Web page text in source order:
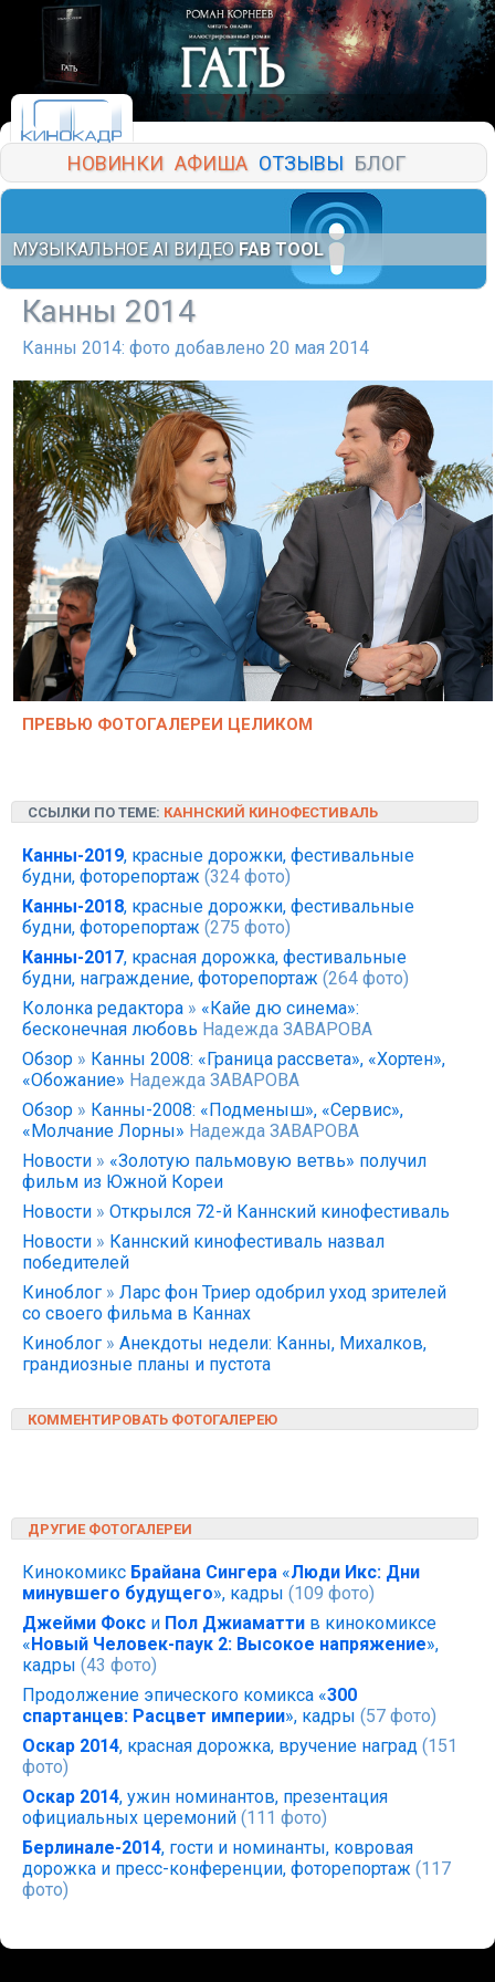
НОВИНКИ АФИША ОТЗЫВЫ БЛОГ
МУЗЫКАЛЬНОЕ AI ВИДЕО FAB TOOL
Канны 2014
Канны 2014: фото добавлено 20 мая 2014
ПРЕВЬЮ ФОТОГАЛЕРЕИ ЦЕЛИКОМ
ССЫЛКИ ПО ТЕМЕ: КАННСКИЙ КИНОФЕСТИВАЛЬ
Канны-2019, красные дорожки, фестивальные
будни, фоторепортаж (324 фото)
Канны-2018, красные дорожки, фестивальные
будни, фоторепортаж (275 фото)
Канны-2017, красная дорожка, фестивальные
будни, награждение, фоторепортаж (264 фото)
Колонка редактора » «Кайе дю синема»:
бесконечная любовь Надежда ЗАВАРОВА
Обзор » Канны 2008: «Граница рассвета», «Хортен»,
«Обожание» Надежда ЗАВАРОВА
Обзор » Канны-2008: «Подменыш», «Сервис»,
«Молчание Лорны» Надежда ЗАВАРОВА
Новости » «Золотую пальмовую ветвь» получил
фильм из Южной Кореи
Новости » Открылся 72-й Каннский кинофестиваль
Новости » Каннский кинофестиваль назвал
победителей
Киноблог » Ларс фон Триер одобрил уход зрителей
со своего фильма в Каннах
Киноблог » Анекдоты недели: Канны, Михалков,
грандиозные планы и пустота
КОММЕНТИРОВАТЬ ФОТОГАЛЕРЕЮ
ДРУГИЕ ФОТОГАЛЕРЕИ
Кинокомикс Брайана Сингера «Люди Икс: Дни
минувшего будущего», кадры (109 фото)
Джейми Фокс и Пол Джиаматти в кинокомиксе
«Новый Человек-паук 2: Высокое напряжение»,
кадры (43 фото)
Продолжение эпического комикса «300
спартанцев: Расцвет империи», кадры (57 фото)
Оскар 2014, красная дорожка, вручение наград (151
фото)
Оскар 2014, ужин номинантов, презентация
официальных церемоний (111 фото)
Берлинале-2014, гости и номинанты, ковровая
дорожка и пресс-конференции, фоторепортаж (117
фото)